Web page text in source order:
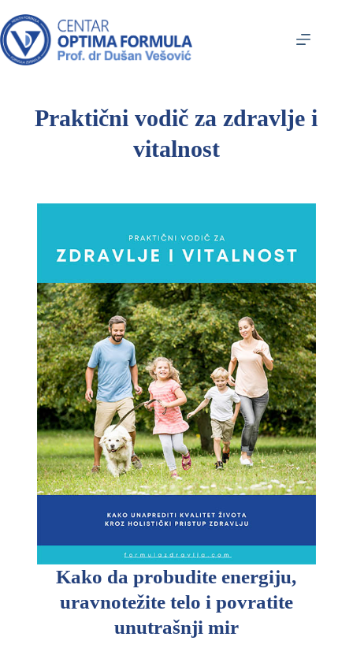
Praktični vodič za zdravlje i
vitalnost
Kako da probudite energiju,
uravnotežite telo i povratite
unutrašnji mir